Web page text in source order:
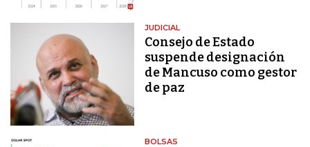
JUDICIAL
Consejo de Estado
suspende designación
de Mancuso como gestor
de paz
BOLSAS